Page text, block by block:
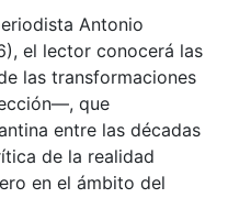
Antonio
el lector conocerá las
las transformaciones
que
entre las décadas
de la realidad
en el ámbito del